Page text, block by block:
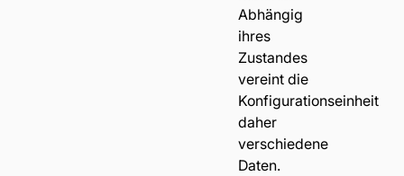
Abhängig
ihres
Zustandes
vereint die
Konfigurationseinheit
daher
verschiedene
Daten.